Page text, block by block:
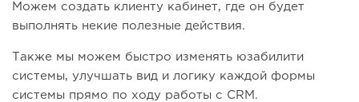
Можем создать клиенту кабинет, где он будет
выполнять некие полезные действия.
Также мы можем быстро изменять юзабилити
системы, улучшать вид и логику каждой формы
системы прямо по ходу работы с CRM.